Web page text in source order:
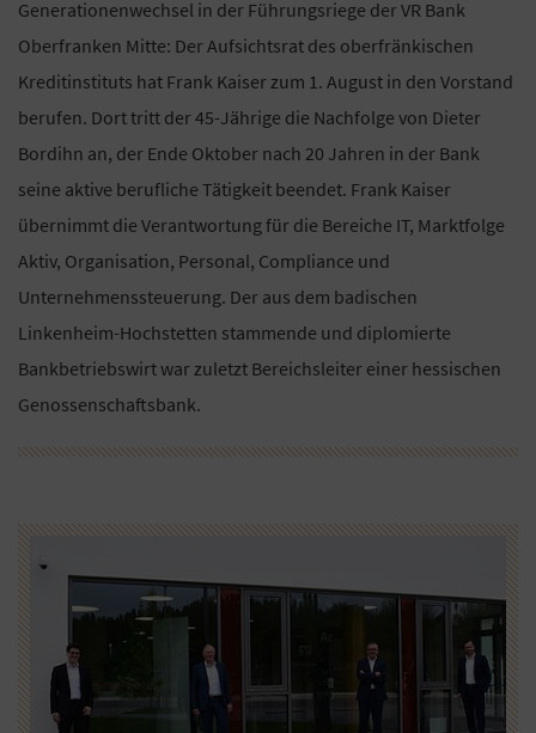
Generationenwechsel in der Führungsriege der VR Bank
Oberfranken Mitte: Der Aufsichtsrat des oberfränkischen
Kreditinstituts hat Frank Kaiser zum 1. August in den Vorstand
berufen. Dort tritt der 45-Jährige die Nachfolge von Dieter
Bordihn an, der Ende Oktober nach 20 Jahren in der Bank
seine aktive berufliche Tätigkeit beendet. Frank Kaiser
übernimmt die Verantwortung für die Bereiche IT, Marktfolge
Aktiv, Organisation, Personal, Compliance und
Unternehmenssteuerung. Der aus dem badischen
Linkenheim-Hochstetten stammende und diplomierte
Bankbetriebswirt war zuletzt Bereichsleiter einer hessischen
Genossenschaftsbank.